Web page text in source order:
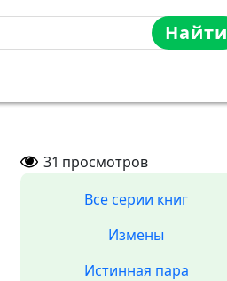
Найти
31 просмотров
Все серии книг
Измены
Истинная пара